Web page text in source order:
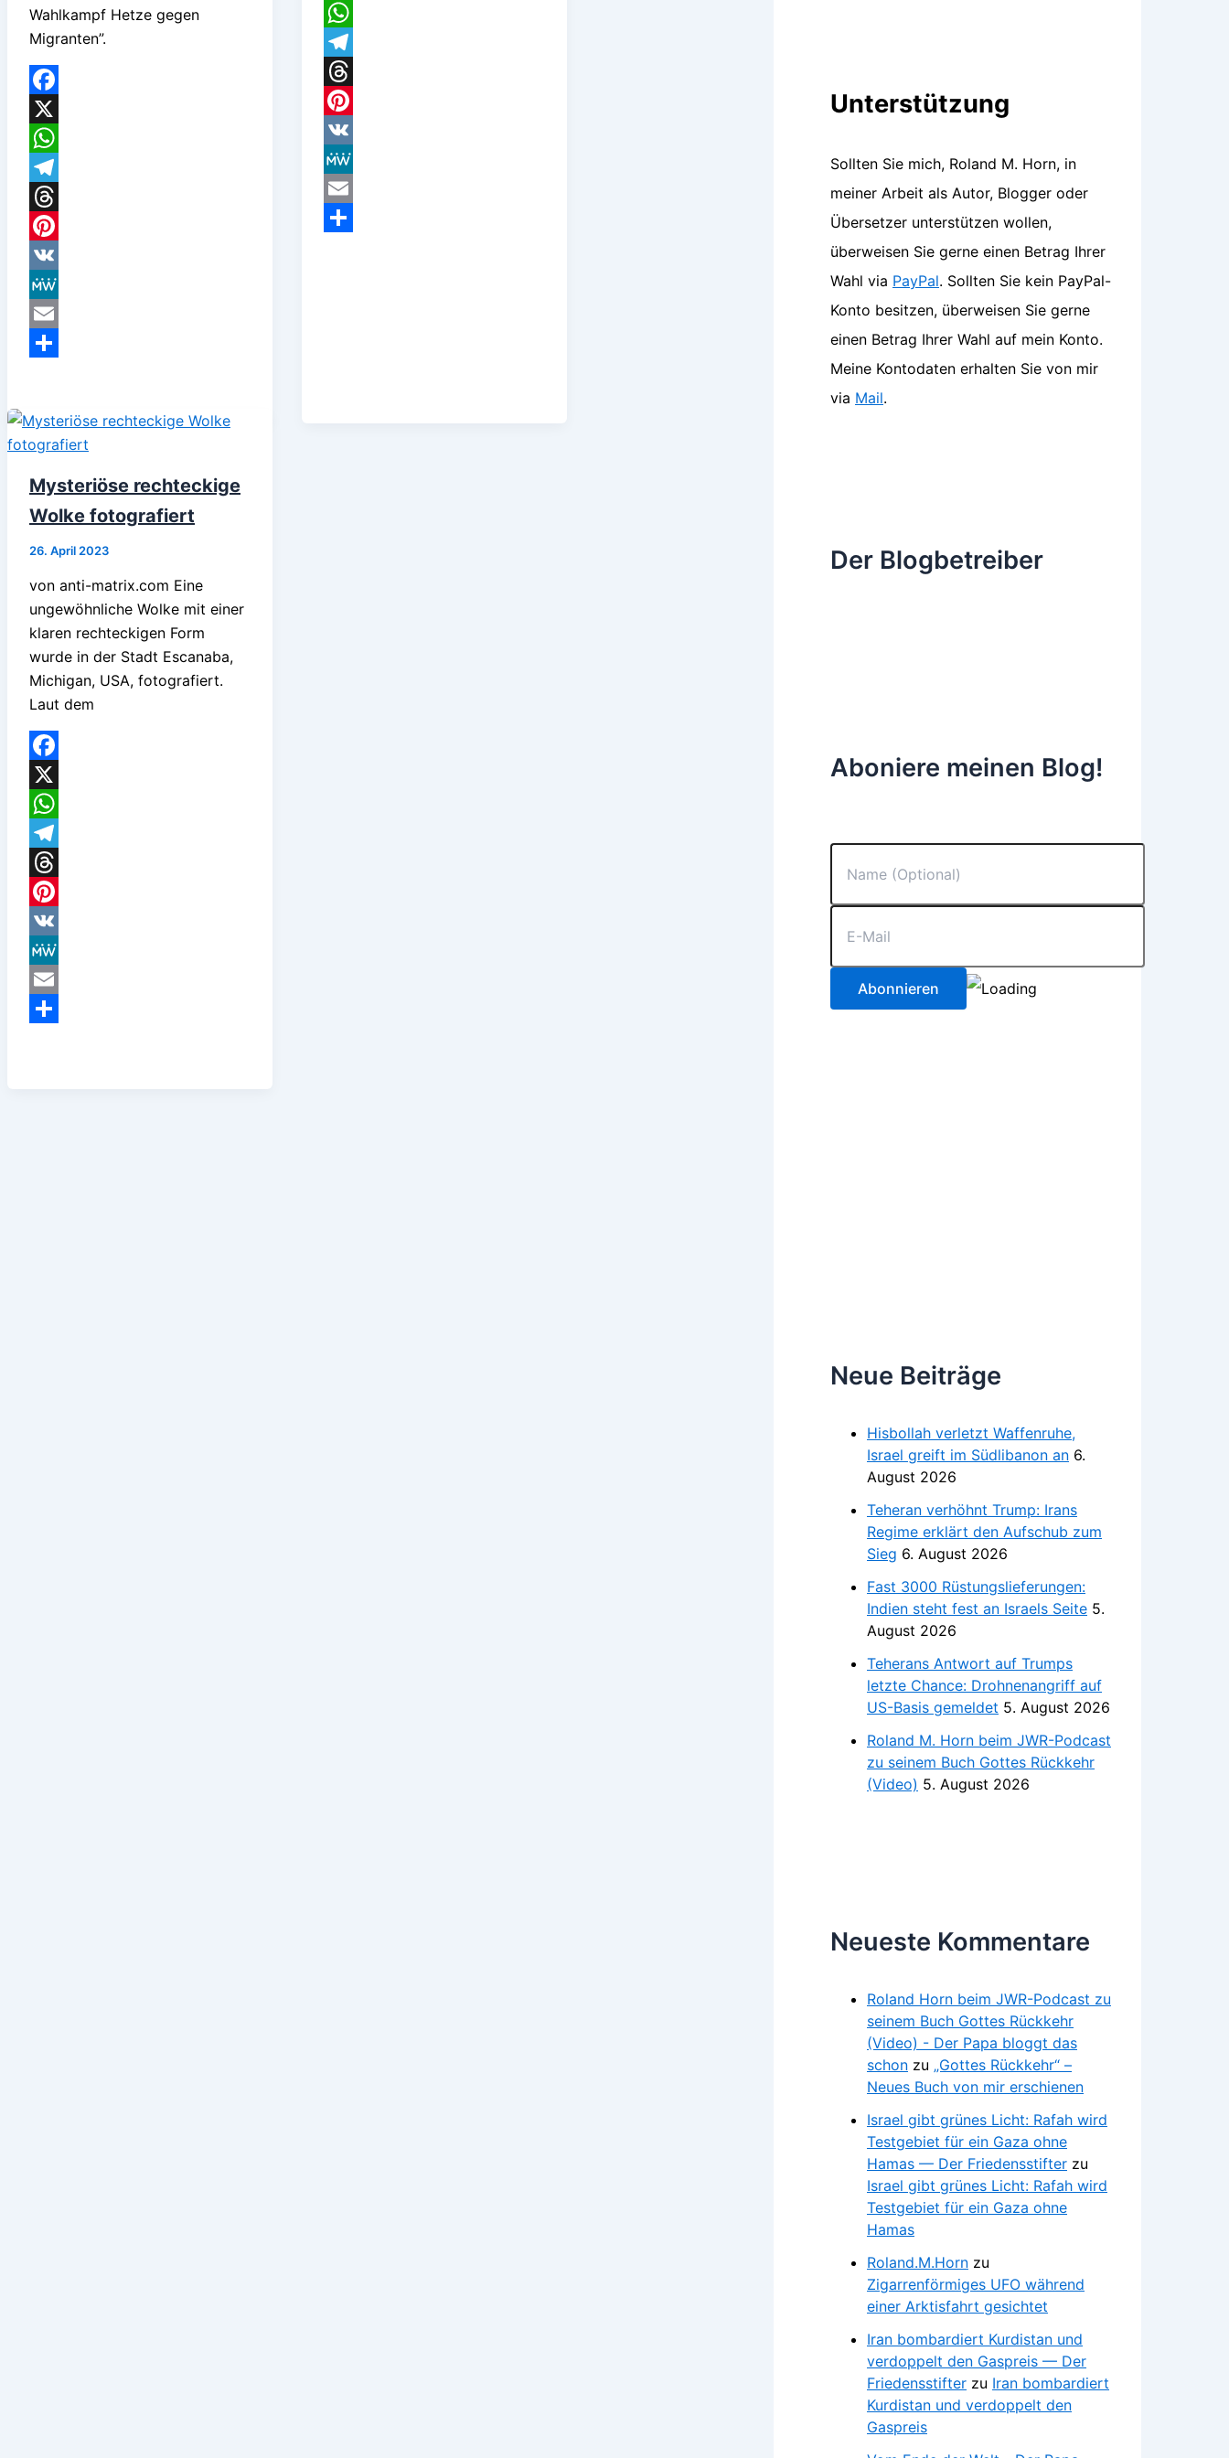
Wahlkampf Hetze gegen
Migranten”.
Facebook
X
WhatsApp
Telegram
Threads
Pinterest
VK
MeWe
Email
X
WhatsApp
Telegram
Threads
Pinterest
VK
MeWe
Email
Mysteriöse rechteckige
Wolke fotografiert
26. April 2023
von anti-matrix.com Eine
ungewöhnliche Wolke mit einer
klaren rechteckigen Form
wurde in der Stadt Escanaba,
Michigan, USA, fotografiert.
Laut dem
Facebook
X
WhatsApp
Telegram
Threads
Pinterest
VK
MeWe
Email
Unterstützung
Sollten Sie mich, Roland M. Horn, in
meiner Arbeit als Autor, Blogger oder
Übersetzer unterstützen wollen,
überweisen Sie gerne einen Betrag Ihrer
Wahl via PayPal. Sollten Sie kein PayPal-
Konto besitzen, überweisen Sie gerne
einen Betrag Ihrer Wahl auf mein Konto.
Meine Kontodaten erhalten Sie von mir
via Mail.
Der Blogbetreiber
Aboniere meinen Blog!
Neue Beiträge
Hisbollah verletzt Waffenruhe,
Israel greift im Südlibanon an 6.
August 2026
Teheran verhöhnt Trump: Irans
Regime erklärt den Aufschub zum
Sieg 6. August 2026
Fast 3000 Rüstungslieferungen:
Indien steht fest an Israels Seite 5.
August 2026
Teherans Antwort auf Trumps
letzte Chance: Drohnenangriff auf
US-Basis gemeldet 5. August 2026
Roland M. Horn beim JWR-Podcast
zu seinem Buch Gottes Rückkehr
(Video) 5. August 2026
Neueste Kommentare
Roland Horn beim JWR-Podcast zu
seinem Buch Gottes Rückkehr
(Video) - Der Papa bloggt das
schon zu „Gottes Rückkehr“ –
Neues Buch von mir erschienen
Israel gibt grünes Licht: Rafah wird
Testgebiet für ein Gaza ohne
Hamas — Der Friedensstifter zu
Israel gibt grünes Licht: Rafah wird
Testgebiet für ein Gaza ohne
Hamas
Roland.M.Horn zu
Zigarrenförmiges UFO während
einer Arktisfahrt gesichtet
Iran bombardiert Kurdistan und
verdoppelt den Gaspreis — Der
Friedensstifter zu Iran bombardiert
Kurdistan und verdoppelt den
Gaspreis